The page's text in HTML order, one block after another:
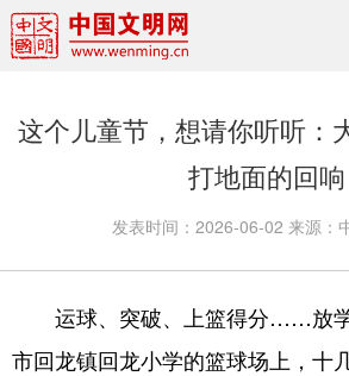
权威发布
资讯联播
文明实践
文明之光
这个儿童节，想请你听听：
打地面的回响
发表时间： 2026-06-02 来源：
运球、突破、上篮得分……放学
市回龙镇回龙小学的篮球场上，十